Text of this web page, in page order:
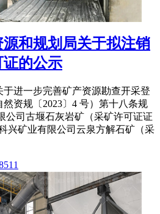
和规划局关于拟注销
的公示
进一步完善矿产资源勘查开采登
资规〔2023〕4 号）第十八条规
公司古堰石灰岩矿（采矿许可证证
兴矿业有限公司云泉方解石矿（采